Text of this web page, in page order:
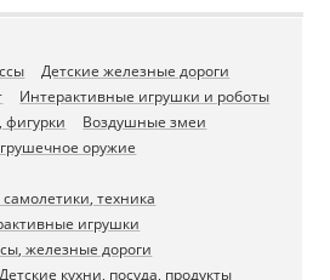
Детские железные дороги
Интерактивные игрушки и роботы
Воздушные змеи
оружие
техника
игрушки
железные дороги
Детские кухни, посуда, продукты